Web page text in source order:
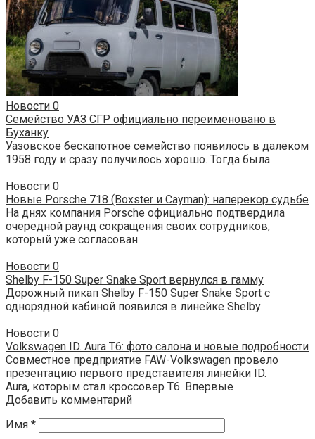
Новости 0
Семейство УАЗ СГР официально переименовано в
Буханку
Уазовское бескапотное семейство появилось в далеком
1958 году и сразу получилось хорошо. Тогда была
Новости 0
Новые Porsche 718 (Boxster и Cayman): наперекор судьбе
На днях компания Porsche официально подтвердила
очередной раунд сокращения своих сотрудников,
который уже согласован
Новости 0
Shelby F-150 Super Snake Sport вернулся в гамму
Дорожный пикап Shelby F-150 Super Snake Sport с
однорядной кабиной появился в линейке Shelby
Новости 0
Volkswagen ID. Aura T6: фото салона и новые подробности
Совместное предприятие FAW-Volkswagen провело
презентацию первого представителя линейки ID.
Aura, которым стал кроссовер T6. Впервые
Добавить комментарий
Имя *